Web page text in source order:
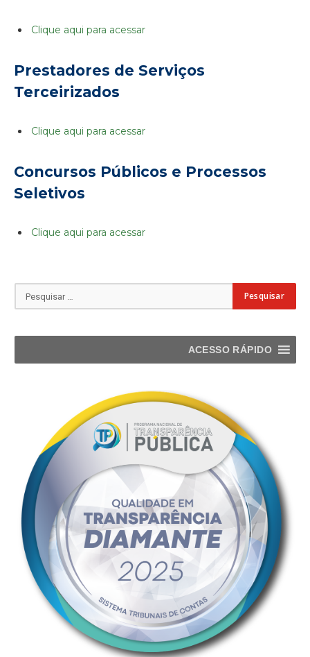
Clique aqui para acessar
Prestadores de Serviços
Terceirizados
Clique aqui para acessar
Concursos Públicos e Processos
Seletivos
Clique aqui para acessar
ACESSO RÁPIDO